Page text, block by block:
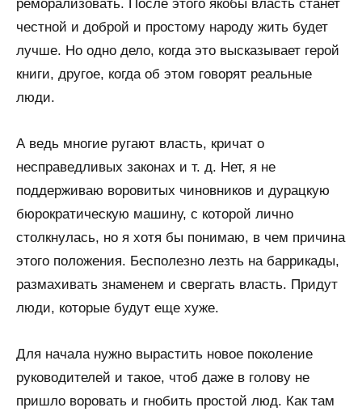
реморализовать. После этого якобы власть станет
честной и доброй и простому народу жить будет
лучше. Но одно дело, когда это высказывает герой
книги, другое, когда об этом говорят реальные
люди.
А ведь многие ругают власть, кричат о
несправедливых законах и т. д. Нет, я не
поддерживаю воровитых чиновников и дурацкую
бюрократическую машину, с которой лично
столкнулась, но я хотя бы понимаю, в чем причина
этого положения. Бесполезно лезть на баррикады,
размахивать знаменем и свергать власть. Придут
люди, которые будут еще хуже.
Для начала нужно вырастить новое поколение
руководителей и такое, чтоб даже в голову не
пришло воровать и гнобить простой люд. Как там